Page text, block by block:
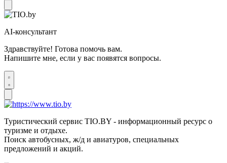
AI-консультант
Здравствуйте! Готова помочь вам.
Напишите мне, если у вас появятся вопросы.
Туристический сервис TIO.BY - информационный ресурс о
туризме и отдыхе.
Поиск автобусных, ж/д и авиатуров, специальных
предложений и акций.